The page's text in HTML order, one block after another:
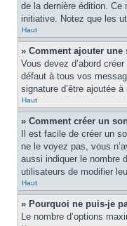
de la dernière édition. Ce
initiative. Notez que les
Haut
» Comment ajouter une
Vous devez d’abord
défaut à tous vos
signature d’être ajoutée
Haut
» Comment créer un
Il est facile de créer un
ne le voyez pas, vous
aussi indiquer le nombre
utilisateurs de modifier
Haut
» Pourquoi ne puis-je
Le nombre d’options